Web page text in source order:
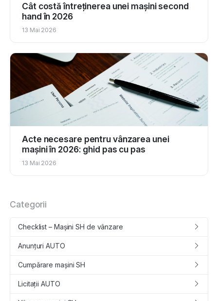
Cât costă întreținerea unei mașini second
hand în 2026
13 Mai 2026
Acte necesare pentru vânzarea unei
mașini în 2026: ghid pas cu pas
13 Mai 2026
Categorii
Checklist – Mașini SH de vânzare
Anunțuri AUTO
Cumpǎrare maşini SH
Licitații AUTO